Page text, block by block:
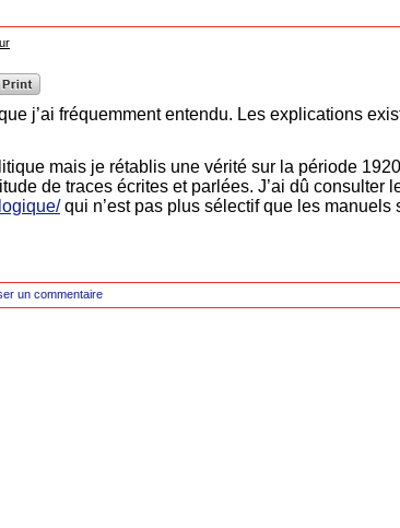
j’ai fréquemment entendu. Les explications
mais je rétablis une vérité sur la période
de traces écrites et parlées. J’ai dû consulter
qui n’est pas plus sélectif que les manuels
un commentaire